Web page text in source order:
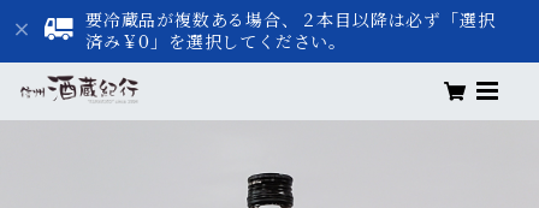
要冷蔵品が複数ある場合、２本目以降は必ず「選択
済み￥0」を選択してください。